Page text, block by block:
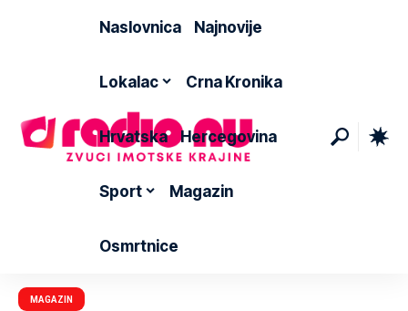
Naslovnica Najnovije
Lokalac Crna Kronika
Hrvatska Hercegovina
Sport Magazin
Osmrtnice
MAGAZIN